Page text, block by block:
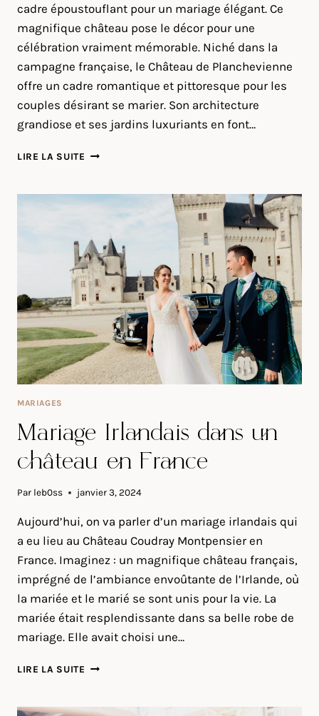
cadre époustouflant pour un mariage élégant. Ce
magnifique château pose le décor pour une
célébration vraiment mémorable. Niché dans la
campagne française, le Château de Planchevienne
offre un cadre romantique et pittoresque pour les
couples désirant se marier. Son architecture
grandiose et ses jardins luxuriants en font…
LIRE LA SUITE MARIAGE
PLANCHEVIENNE
MARIAGES
Mariage Irlandais dans un
château en France
Par leb0ss janvier 3, 2024
Aujourd’hui, on va parler d’un mariage irlandais qui
a eu lieu au Château Coudray Montpensier en
France. Imaginez : un magnifique château français,
imprégné de l’ambiance envoûtante de l’Irlande, où
la mariée et le marié se sont unis pour la vie. La
mariée était resplendissante dans sa belle robe de
mariage. Elle avait choisi une…
LIRE LA SUITE MARIAGE
UN